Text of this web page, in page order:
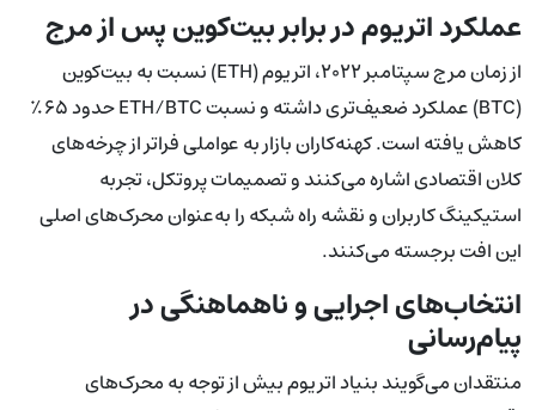
عملکرد اتریوم در برابر بیت‌کوین پس از مرج
از زمان مرج سپتامبر ۲۰۲۲، اتریوم (ETH) نسبت به بیت‌کوین
(BTC) عملکرد ضعیف‌تری داشته و نسبت ETH/BTC حدود ۶۵٪
کاهش یافته است. کهنه‌کاران بازار به عواملی فراتر از چرخه‌های
کلان اقتصادی اشاره می‌کنند و تصمیمات پروتکل، تجربه
استیکینگ کاربران و نقشه راه شبکه را به‌عنوان محرک‌های اصلی
این افت برجسته می‌کنند.
انتخاب‌های اجرایی و ناهماهنگی در
پیام‌رسانی
منتقدان می‌گویند بنیاد اتریوم بیش از توجه به محرک‌های